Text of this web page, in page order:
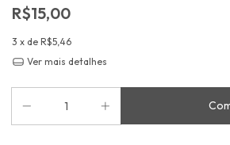
R$15,00
3 x de R$5,46
Ver mais detalhes